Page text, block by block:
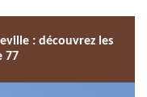
: découvrez les
77